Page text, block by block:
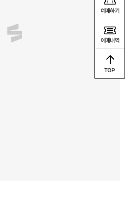
예매하기
예매내역
TOP